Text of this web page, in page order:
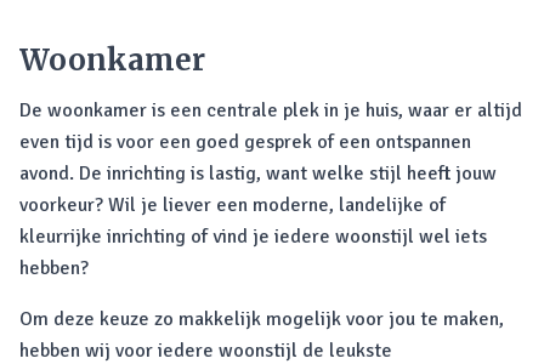
Woonkamer
De woonkamer is een centrale plek in je huis, waar er altijd
even tijd is voor een goed gesprek of een ontspannen
avond. De inrichting is lastig, want welke stijl heeft jouw
voorkeur? Wil je liever een moderne, landelijke of
kleurrijke inrichting of vind je iedere woonstijl wel iets
hebben?
Om deze keuze zo makkelijk mogelijk voor jou te maken,
hebben wij voor iedere woonstijl de leukste